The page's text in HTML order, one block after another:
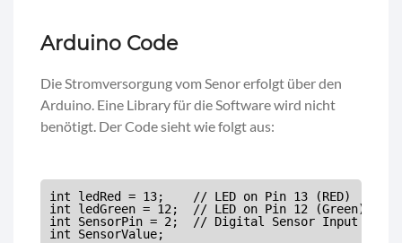
Arduino Code
Die Stromversorgung vom Senor erfolgt über den
Arduino. Eine Library für die Software wird nicht
benötigt. Der Code sieht wie folgt aus:
int ledRed = 13;    // LED on Pin 13 (RED)
int ledGreen = 12;  // LED on Pin 12 (Green)
int SensorPin = 2;  // Digital Sensor Input
int SensorValue;